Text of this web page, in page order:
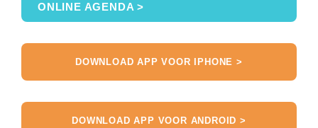
ONLINE AGENDA >
DOWNLOAD APP VOOR IPHONE >
DOWNLOAD APP VOOR ANDROID >